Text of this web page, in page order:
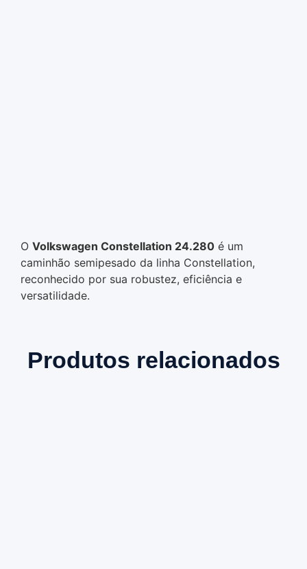
O Volkswagen Constellation 24.280 é um
caminhão semipesado da linha Constellation,
reconhecido por sua robustez, eficiência e
versatilidade.
Produtos relacionados